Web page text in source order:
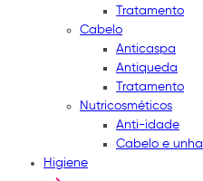
Tratamento
Cabelo
Anticaspa
Antiqueda
Tratamento
Nutricosméticos
Anti-idade
Cabelo e unha
Higiene